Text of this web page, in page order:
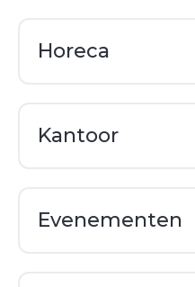
Horeca
Kantoor
Evenementen